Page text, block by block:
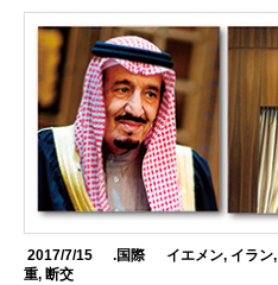
2017/7/15 .国際 イエメン, イラン,
重, 断交